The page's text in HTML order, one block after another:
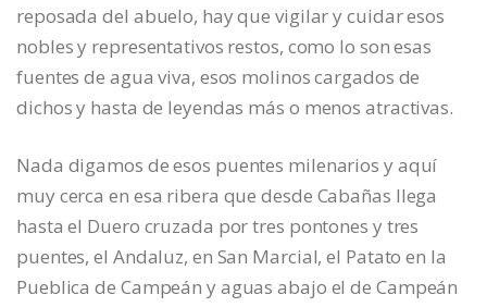
reposada del abuelo, hay que vigilar y cuidar esos
nobles y representativos restos, como lo son esas
fuentes de agua viva, esos molinos cargados de
dichos y hasta de leyendas más o menos atractivas.
Nada digamos de esos puentes milenarios y aquí
muy cerca en esa ribera que desde Cabañas llega
hasta el Duero cruzada por tres pontones y tres
puentes, el Andaluz, en San Marcial, el Patato en la
Pueblica de Campeán y aguas abajo el de Campeán